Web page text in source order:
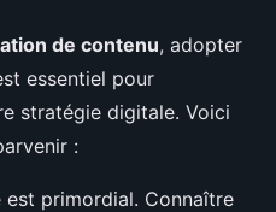
de contenu, adopter
essentiel pour
stratégie digitale. Voici
:
est primordial. Connaître